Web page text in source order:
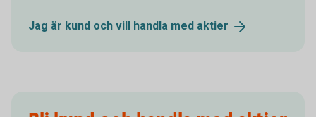
Jag är kund och vill handla med aktier